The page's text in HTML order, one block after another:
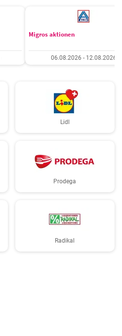
Migros aktionen
06.08.2026 - 12.08.2026
Lidl
Prodega
Radikal